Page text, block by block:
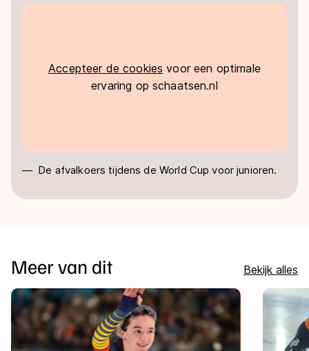
Accepteer de cookies voor een optimale
ervaring op schaatsen.nl
De afvalkoers tijdens de World Cup voor junioren.
Meer van dit Bekijk alles